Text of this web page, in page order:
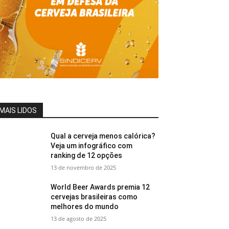
LIDOS
Qual a cerveja menos calórica?
Veja um infográfico com
ranking de 12 opções
13 de novembro de 2025
World Beer Awards premia 12
cervejas brasileiras como
melhores do mundo
13 de agosto de 2025